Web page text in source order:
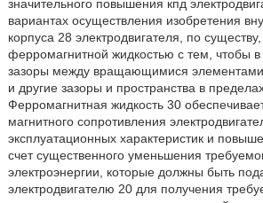
значительного повышения кпд
вариантах осуществления изобретения
корпуса 28 электродвигателя, по
ферромагнитной жидкостью с тем, чтобы
зазоры между вращающимися элементами
и другие зазоры и пространства в
Ферромагнитная жидкость 30
магнитного сопротивления
эксплуатационных характеристик и
счет существенного уменьшения
электроэнергии, которые должны быть
электродвигателю 20 для получения